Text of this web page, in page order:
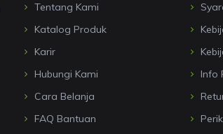
Tentang Kami
Katalog Produk
Karir
Hubungi Kami
Cara Belanja
FAQ Bantuan
Info